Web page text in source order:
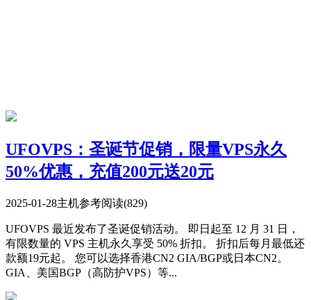
UFOVPS：圣诞节促销，限量VPS永久
50%优惠，充值200元送20元
2025-01-28主机参考阅读(829)
UFOVPS 最近发布了圣诞促销活动。 即日起至 12 月 31 日，
有限数量的 VPS 主机永久享受 50% 折扣。 折扣后每月最低还
款额19元起。 您可以选择香港CN2 GIA/BGP或日本CN2。
GIA、美国BGP（高防护VPS）等...